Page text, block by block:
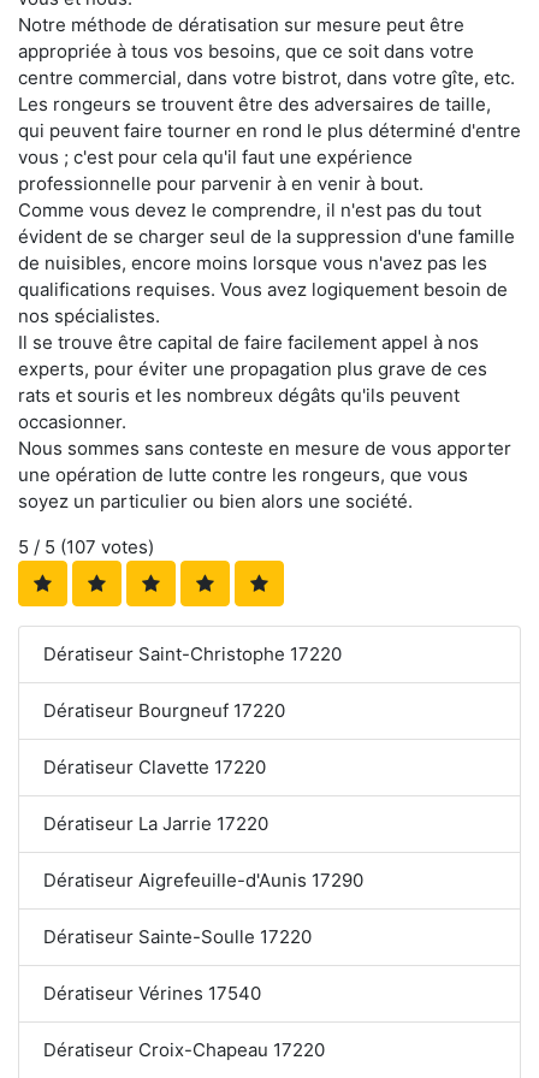
Notre méthode de dératisation sur mesure peut être
appropriée à tous vos besoins, que ce soit dans votre
centre commercial, dans votre bistrot, dans votre gîte, etc.
Les rongeurs se trouvent être des adversaires de taille,
qui peuvent faire tourner en rond le plus déterminé d'entre
vous ; c'est pour cela qu'il faut une expérience
professionnelle pour parvenir à en venir à bout.
Comme vous devez le comprendre, il n'est pas du tout
évident de se charger seul de la suppression d'une famille
de nuisibles, encore moins lorsque vous n'avez pas les
qualifications requises. Vous avez logiquement besoin de
nos spécialistes.
Il se trouve être capital de faire facilement appel à nos
experts, pour éviter une propagation plus grave de ces
rats et souris et les nombreux dégâts qu'ils peuvent
occasionner.
Nous sommes sans conteste en mesure de vous apporter
une opération de lutte contre les rongeurs, que vous
soyez un particulier ou bien alors une société.
5 / 5 (107 votes)
Dératiseur Saint-Christophe 17220
Dératiseur Bourgneuf 17220
Dératiseur Clavette 17220
Dératiseur La Jarrie 17220
Dératiseur Aigrefeuille-d'Aunis 17290
Dératiseur Sainte-Soulle 17220
Dératiseur Vérines 17540
Dératiseur Croix-Chapeau 17220